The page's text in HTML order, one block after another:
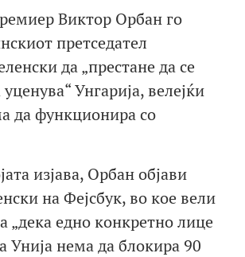
Виктор Орбан го
претседател
да „престане да се
Унгарија, велејќи
да функционира со
изјава, Орбан објави
на Фејсбук, во кое вели
„дека едно конкретно лице
Унија нема да блокира 90